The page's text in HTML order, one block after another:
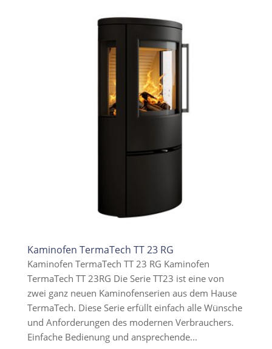
Kaminofen TermaTech TT 23 RG
Kaminofen TermaTech TT 23 RG Kaminofen
TermaTech TT 23RG Die Serie TT23 ist eine von
zwei ganz neuen Kaminofenserien aus dem Hause
TermaTech. Diese Serie erfüllt einfach alle Wünsche
und Anforderungen des modernen Verbrauchers.
Einfache Bedienung und ansprechende...